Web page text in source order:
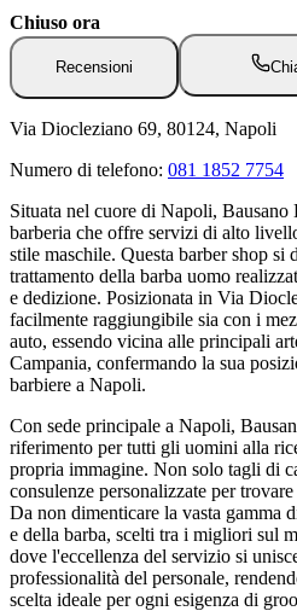
Chiuso ora
Recensioni
Via Diocleziano 69, 80124, Napoli
Numero di telefono: 081 1852 7754
Situata nel cuore di Napoli, Bausano
barberia che offre servizi di alto
stile maschile. Questa barber shop
trattamento della barba uomo
e dedizione. Posizionata in Via
facilmente raggiungibile sia con i
auto, essendo vicina alle principali
Campania, confermando la sua
barbiere a Napoli.
Con sede principale a Napoli,
riferimento per tutti gli uomini alla
propria immagine. Non solo tagli di
consulenze personalizzate per
Da non dimenticare la vasta gamma
e della barba, scelti tra i migliori sul
dove l'eccellenza del servizio si
professionalità del personale,
scelta ideale per ogni esigenza di